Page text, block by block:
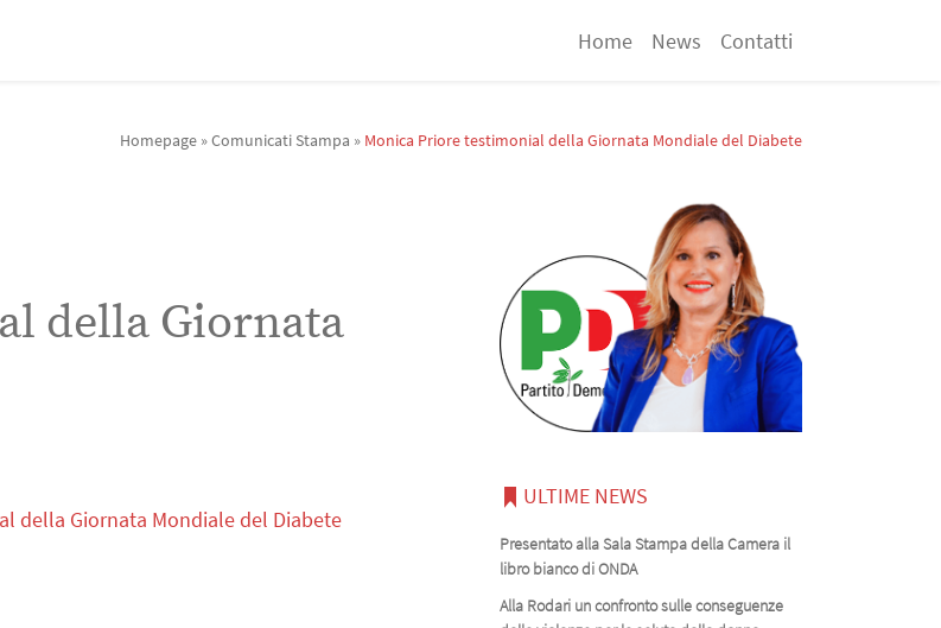
Home News Contatti
Homepage »Comunicati Stampa » Monica Priore testimonial della Giornata Mondiale del Diabete
della Giornata
della Giornata Mondiale del Diabete
ULTIME NEWS
Presentato alla Sala Stampa della Camera il
libro bianco di ONDA
Alla Rodari un confronto sulle conseguenze